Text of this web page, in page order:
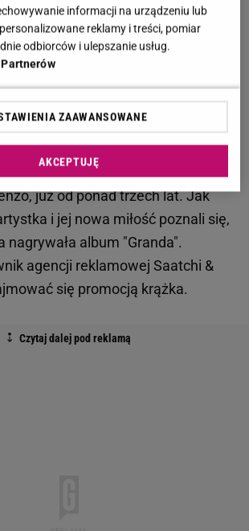
informatora natrafił magazyn "
siostra obecnego chłopaka Brodki,
związana jest z jej bratem,
już od ponad trzech lat. Jak
i jej nowa miłość poznali się,
nagrywała album "Granda".
agencji reklamowej Saatchi &
się promocją krążka.
informacji na urządzeniu lub
reklamy i treści, pomiar
odbiorców i ulepszanie usług.
ZAAWANSOWANE
AKCEPTUJĘ